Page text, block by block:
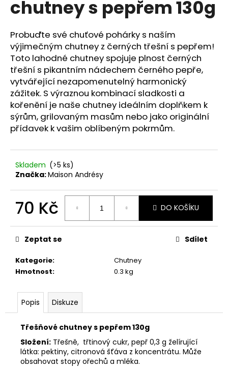
chutney s pepřem 130g
Probuďte své chuťové pohárky s naším
výjimečným chutney z černých třešní s pepřem!
Toto lahodné chutney spojuje plnost černých
třešní s pikantním nádechem černého pepře,
vytvářející nezapomenutelný harmonický
zážitek. S výraznou kombinací sladkosti a
kořenění je naše chutney ideálním doplňkem k
sýrům, grilovaným masům nebo jako originální
přídavek k vašim oblíbeným pokrmům.
Skladem (>5 ks)
Značka:Maison Andrésy
70 Kč
cena:
DO KOŠÍKU
Kategorie:
Chutney
Hmotnost: 0.3 kg
Zeptat se Sdílet
Popis Diskuze
Třešňové chutney s pepřem 130g
Složení: Třešně, třtinový cukr, pepř 0,3 g želírující
látka: pektiny, citronová šťáva z koncentrátu. Může
obsahovat stopy ořechů a mléka.
a
í
t
?
HLEDAT
D
o
č
u
e
m